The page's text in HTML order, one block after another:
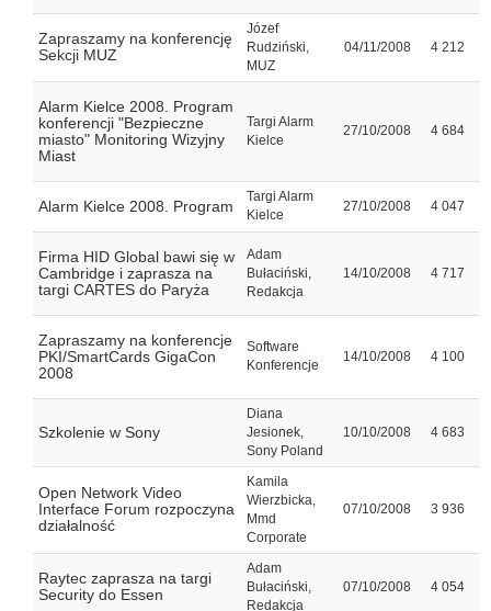
Zapraszamy na konferencję
Sekcji MUZ
Józef
Rudziński,
MUZ
04/11/2008 4 212
Alarm Kielce 2008. Program
konferencji "Bezpieczne
miasto" Monitoring Wizyjny
Miast
Targi Alarm
Kielce
27/10/2008 4 684
Alarm Kielce 2008. Program
Targi Alarm
Kielce
27/10/2008 4 047
Firma HID Global bawi się w
Cambridge i zaprasza na
targi CARTES do Paryża
Adam
Bułaciński,
Redakcja
14/10/2008 4 717
Zapraszamy na konferencje
PKI/SmartCards GigaCon
2008
Software
Konferencje
14/10/2008 4 100
Szkolenie w Sony
Diana
Jesionek,
Sony Poland
10/10/2008 4 683
Open Network Video
Interface Forum rozpoczyna
działalność
Kamila
Wierzbicka,
Mmd
Corporate
07/10/2008 3 936
Raytec zaprasza na targi
Security do Essen
Adam
Bułaciński,
Redakcja
07/10/2008 4 054